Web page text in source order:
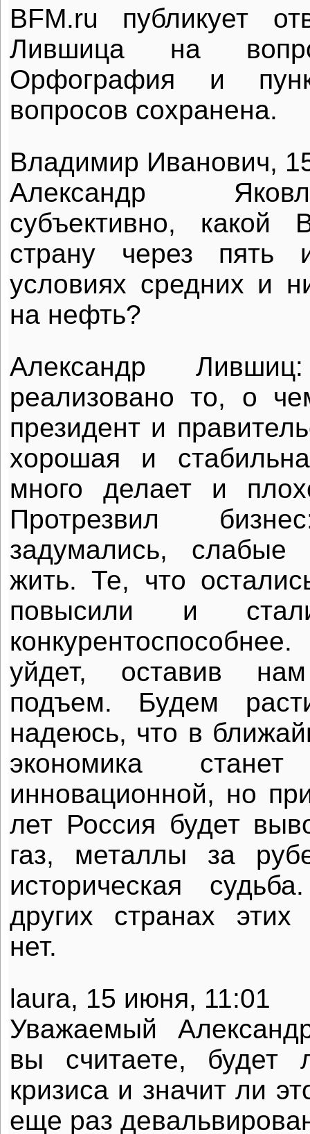
BFM.ru публикует
Лившица на
Орфография и
вопросов сохранена.
Владимир Иванович,
Александр
субъективно,
страну через
условиях средних и
на нефть?
Александр
реализовано то, о
президент и
хорошая и
много делает и
Протрезвил
задумались, слабые
жить. Те, что
повысили и
уйдет, оставив
подъем. Будем
надеюсь, что в
экономика станет
инновационной, но
лет Россия будет
газ, металлы за
историческая
других странах этих
нет.
laura, 15 июня, 11:01
Уважаемый
вы считаете, будет
кризиса и значит ли
еще раз